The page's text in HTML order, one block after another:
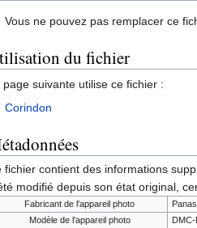
Vous ne pouvez pas remplacer ce
du fichier
page suivante utilise ce fichier :
Corindon
fichier contient des informations
modifié depuis son état original,
Fabricant de l'appareil photo
Modèle de l'appareil photo